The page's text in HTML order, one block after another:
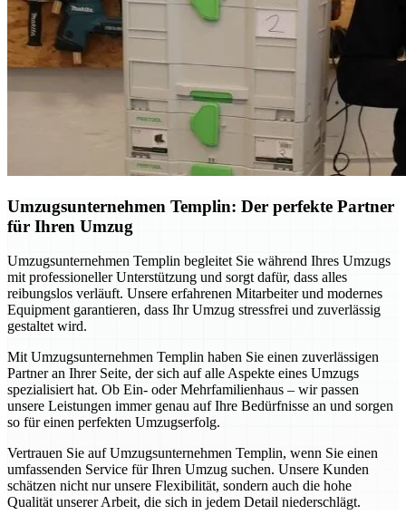
Umzugsunternehmen Templin: Der perfekte Partner
für Ihren Umzug
Umzugsunternehmen Templin begleitet Sie während Ihres Umzugs
mit professioneller Unterstützung und sorgt dafür, dass alles
reibungslos verläuft. Unsere erfahrenen Mitarbeiter und modernes
Equipment garantieren, dass Ihr Umzug stressfrei und zuverlässig
gestaltet wird.
Mit Umzugsunternehmen Templin haben Sie einen zuverlässigen
Partner an Ihrer Seite, der sich auf alle Aspekte eines Umzugs
spezialisiert hat. Ob Ein- oder Mehrfamilienhaus – wir passen
unsere Leistungen immer genau auf Ihre Bedürfnisse an und sorgen
so für einen perfekten Umzugserfolg.
Vertrauen Sie auf Umzugsunternehmen Templin, wenn Sie einen
umfassenden Service für Ihren Umzug suchen. Unsere Kunden
schätzen nicht nur unsere Flexibilität, sondern auch die hohe
Qualität unserer Arbeit, die sich in jedem Detail niederschlägt.